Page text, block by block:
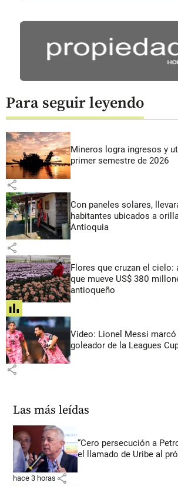
Para seguir leyendo
Mineros logra ingresos y
primer semestre de 2026
share
Con paneles solares,
habitantes ubicados a
Antioquia
share
Flores que cruzan el cielo:
que mueve US$ 380
antioqueño
share
Video: Lionel Messi marcó
goleador de la Leagues
share
Las más leídas
“Cero persecución a
el llamado de Uribe al
hace 3 horas share